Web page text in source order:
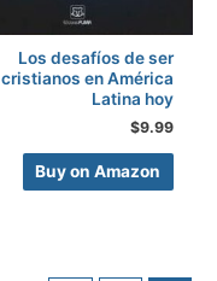
Los desafíos de ser
cristianos en América
Latina hoy
$9.99
Buy on Amazon